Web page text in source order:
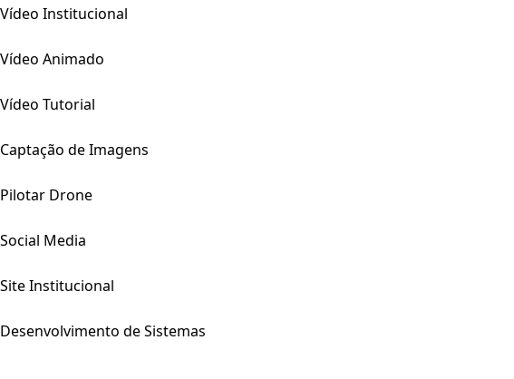
Vídeo Institucional
Vídeo Animado
Vídeo Tutorial
Captação de Imagens
Pilotar Drone
Social Media
Site Institucional
Desenvolvimento de Sistemas